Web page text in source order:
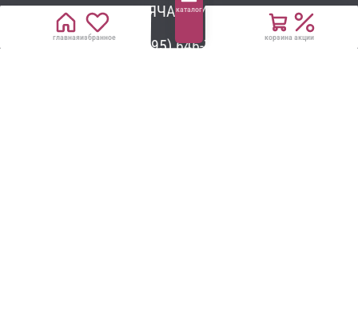
главнаяизбранное
каталог
корзина акции
ГОРЯЧАЯ ЛИНИЯ
+7 (495) 646-74-74